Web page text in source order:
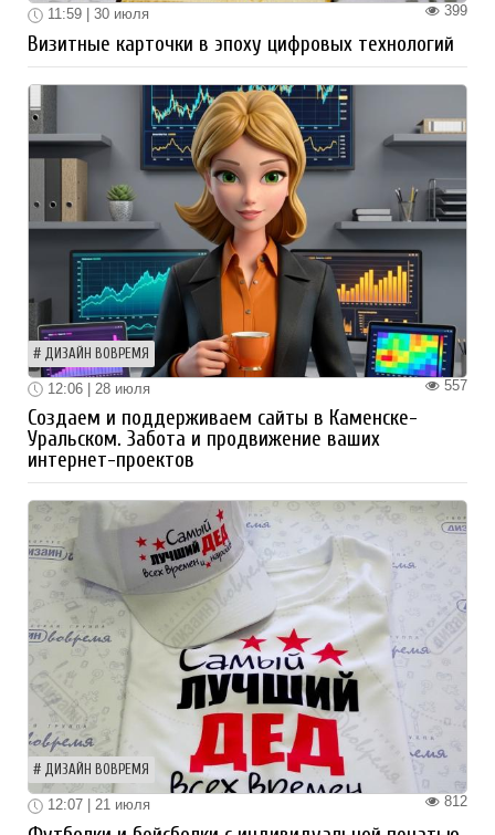
399
11:59 | 30 июля
Визитные карточки в эпоху цифровых технологий
ДИЗАЙН ВОВРЕМЯ
557
12:06 | 28 июля
Создаем и поддерживаем сайты в Каменске-
Уральском. Забота и продвижение ваших
интернет-проектов
ДИЗАЙН ВОВРЕМЯ
812
12:07 | 21 июля